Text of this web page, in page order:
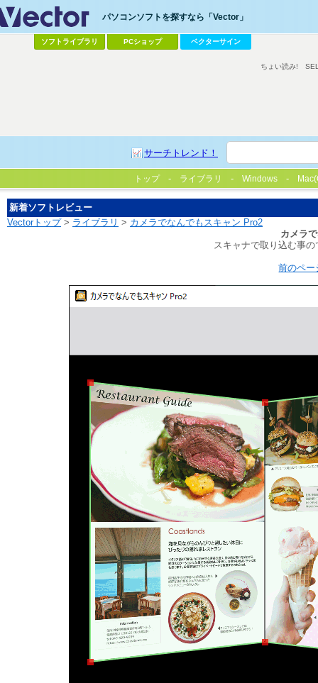
パソコンソフトを探すなら「Vector」
ソフトライブラリ PCショップ ベクターサイン
サーチトレンド！
ちょい読み!
トップ ライブラリ Windows
新着ソフトレビュー
Vectorトップ> ライブラリ > カメラでなんでもスキャン Pro2
カメラ
スキャナで取り込む事
前のペー